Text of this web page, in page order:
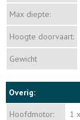
Max diepte:
Hoogte doorvaart:
Gewicht
Overig:
Hoofdmotor: 1